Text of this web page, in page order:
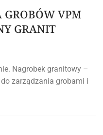
VPM
GRANIT
Nagrobek granitowy –
zarządzania grobami i